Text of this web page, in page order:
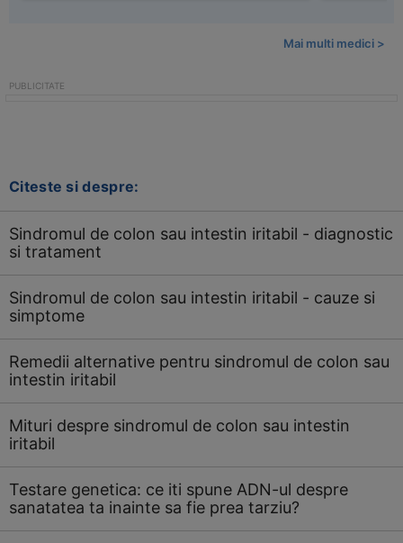
Mai multi medici >
Citeste si despre:
Sindromul de colon sau intestin iritabil - diagnostic
si tratament
Sindromul de colon sau intestin iritabil - cauze si
simptome
Remedii alternative pentru sindromul de colon sau
intestin iritabil
Mituri despre sindromul de colon sau intestin
iritabil
Testare genetica: ce iti spune ADN-ul despre
sanatatea ta inainte sa fie prea tarziu?